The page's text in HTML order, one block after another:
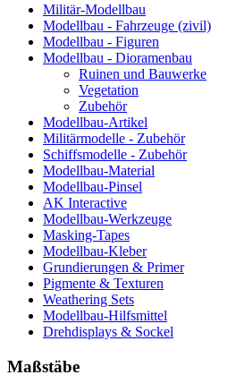
Militär-Modellbau
Modellbau - Fahrzeuge (zivil)
Modellbau - Figuren
Modellbau - Dioramenbau
Ruinen und Bauwerke
Vegetation
Zubehör
Modellbau-Artikel
Militärmodelle - Zubehör
Schiffsmodelle - Zubehör
Modellbau-Material
Modellbau-Pinsel
AK Interactive
Modellbau-Werkzeuge
Masking-Tapes
Modellbau-Kleber
Grundierungen & Primer
Pigmente & Texturen
Weathering Sets
Modellbau-Hilfsmittel
Drehdisplays & Sockel
Maßstäbe